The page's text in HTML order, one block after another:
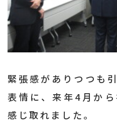
緊張感がありつつも
表情に、来年4月か
感じ取れました。